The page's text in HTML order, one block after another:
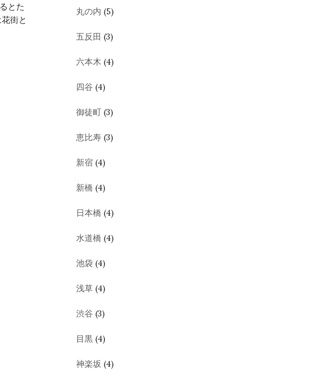
とた
街と
丸の内 (5)
五反田 (3)
六本木 (4)
四谷 (4)
御徒町 (3)
恵比寿 (3)
新宿 (4)
新橋 (4)
日本橋 (4)
水道橋 (4)
池袋 (4)
浅草 (4)
渋谷 (3)
目黒 (4)
神楽坂 (4)